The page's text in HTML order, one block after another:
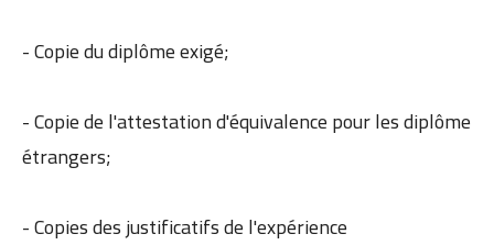
- Copie du diplôme exigé;
- Copie de l'attestation d'équivalence pour les diplôme
étrangers;
- Copies des justificatifs de l'expérience